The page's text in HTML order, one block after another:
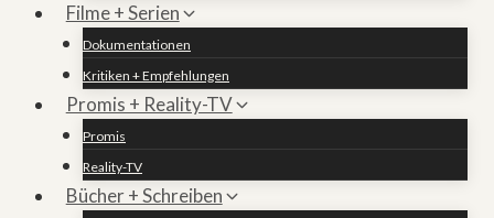
Filme + Serien
Dokumentationen
Kritiken + Empfehlungen
Promis + Reality-TV
Promis
Reality-TV
Bücher + Schreiben